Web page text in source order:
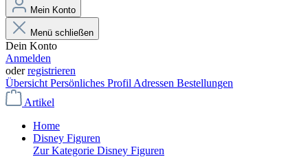
Mein Konto
Menü schließen
Dein Konto
Anmelden
oderregistrieren
Übersicht Persönliches Profil Adressen Bestellungen
Artikel
Home
Disney Figuren
Zur Kategorie Disney Figuren